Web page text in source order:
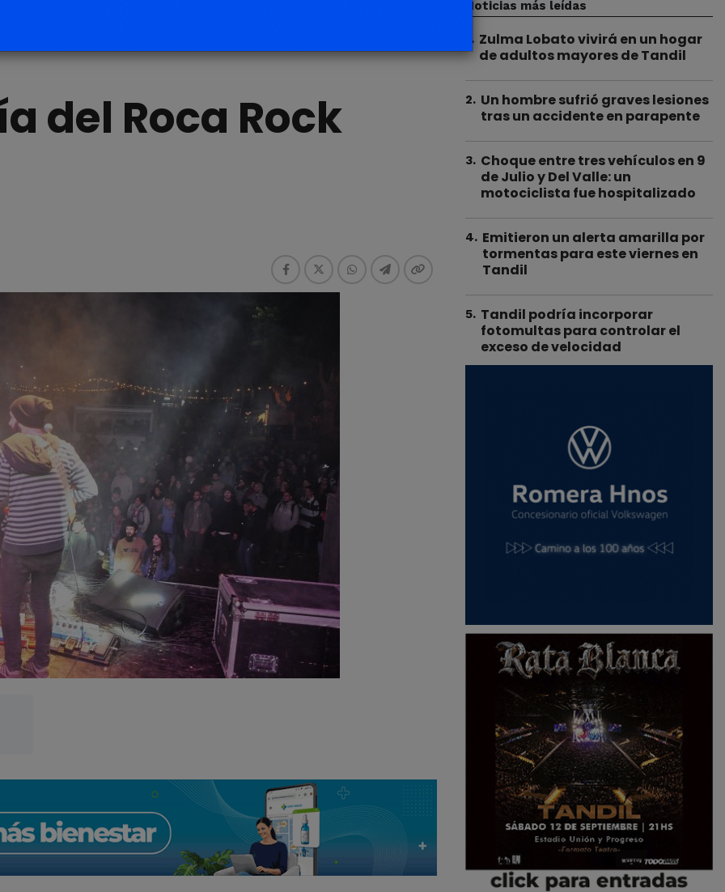
del Roca Rock
Noticias más leídas
. Zulma Lobato vivirá en un hogar
de adultos mayores de Tandil
2. Un hombre sufrió graves lesiones
tras un accidente en parapente
3. Choque entre tres vehículos en 9
de Julio y Del Valle: un
motociclista fue hospitalizado
4. Emitieron un alerta amarilla por
tormentas para este viernes en
Tandil
5. Tandil podría incorporar
fotomultas para controlar el
exceso de velocidad